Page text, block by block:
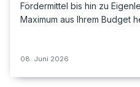
Fördermittel bis hin zu
Maximum aus Ihrem Budget
08. Juni 2026